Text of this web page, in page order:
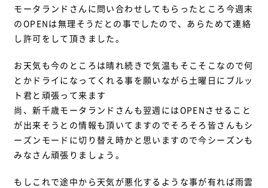
モータランドさんに問い合わせしてもらったところ今週末
のOPENは無理そうだとの事でしたので、あらためて連絡
し許可をして頂きました。
お天気も今のところは晴れ続きで気温もそこそこなので何
とかドライになってくれる事を願いながら土曜日にブルッ
ト君と頑張って来ます
尚、新千歳モータランドさんも翌週にはOPENさせること
が出来そうとの情報も頂いてますのでそろそろ皆さんもシ
ーズンモードに切り替え時かと思いますので今シーズンも
みなさん頑張りましょう。
もしこれで途中から天気が悪化するような事が有れば雨雲